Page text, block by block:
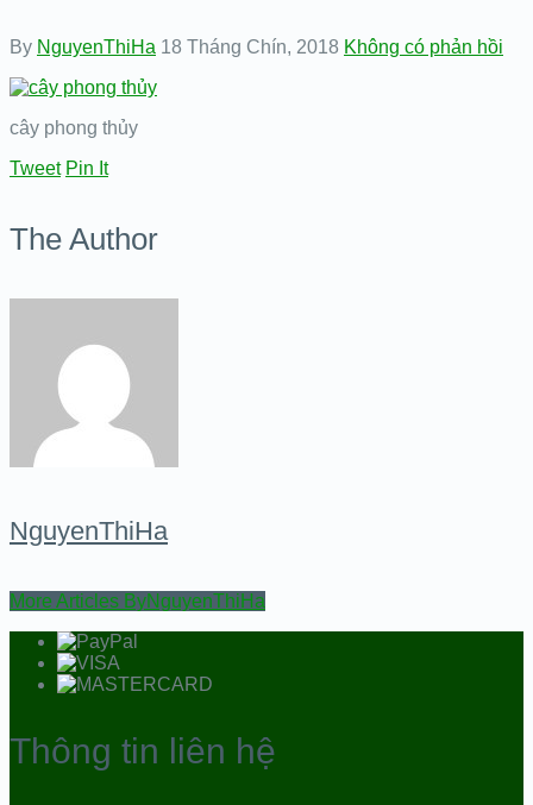
By NguyenThiHa 18 Tháng Chín, 2018 Không có phản hồi
cây phong thủy
Tweet Pin It
The Author
NguyenThiHa
More Articles ByNguyenThiHa
Thông tin liên hệ